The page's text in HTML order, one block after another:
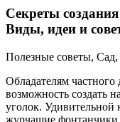
Секреты
Виды, идеи и
Полезные советы, Сад,
Обладателям частного
возможность создать
уголок. Удивительной
журчащие фонтанчики